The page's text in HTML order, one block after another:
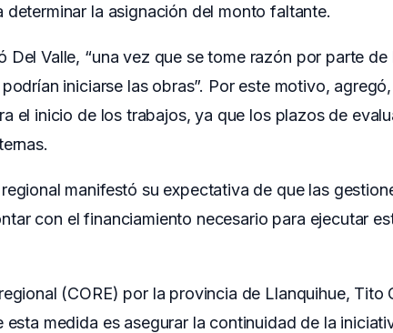
determinar la asignación del monto faltante.
Del Valle, “una vez que se tome razón por parte
iniciarse las obras”. Por este motivo,
el inicio de los trabajos, ya que los plazos de
manifestó su expectativa de que las
con el financiamiento necesario para ejecutar
(CORE) por la provincia de Llanquihue, Tito
esta medida es asegurar la continuidad de la